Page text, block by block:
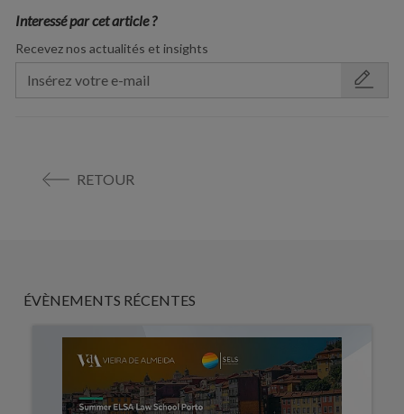
Interessé par cet article ?
Recevez nos actualités et insights
RETOUR
ÉVÈNEMENTS RÉCENTES